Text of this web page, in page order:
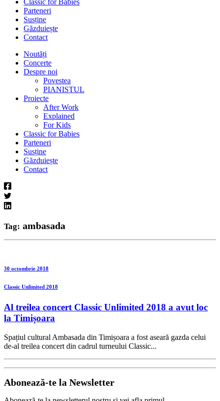
Parteneri
Susține
Găzduiește
Contact
Noutăți
Concerte
Despre noi
Povestea
PIANISTUL
Proiecte
After Work
Explained
For Kids
Classic for Babies
Parteneri
Susține
Găzduiește
Contact
Tag: ambasada
30 octombrie 2018
Classic Unlimited 2018
Al treilea concert Classic Unlimited 2018 a avut loc
la Timișoara
Spațiul cultural Ambasada din Timișoara a fost aseară gazda celui
de-al treilea concert din cadrul turneului Classic...
Abonează-te la Newsletter